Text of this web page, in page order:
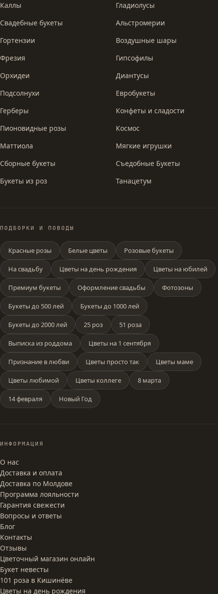
Каллы
Свадебные букеты
Гортензии
Фрезия
Орхидеи
Подсолнухи
Герберы
Пионовидные розы
Маттиола
Сборные букеты
Букеты из роз
Гладиолусы
Альстромерии
Воздушные шары
Гипсофилы
Диантусы
Евробукеты
Конфеты и сладости
Космос
Мягкие игрушки
Съедобные Букеты
Танацетум
ПОДБОРКИ И ПОВОДЫ
Красные розы Белые цветы Розовые букеты
На свадьбу Цветы на день рождения Цветы на юбилей
Премиум букеты Оформление свадьбы Фотозоны
Букеты до 500 лей Букеты до 1000 лей
Букеты до 2000 лей 25 роз 51 роза
Выписка из роддома Цветы на 1 сентября
Признание в любви Цветы просто так Цветы маме
Цветы любимой Цветы коллеге 8 марта
14 февраля Новый Год
ИНФОРМАЦИЯ
О нас
Доставка и оплата
Доставка по Молдове
Программа лояльности
Гарантия свежести
Вопросы и ответы
Блог
Контакты
Отзывы
Цветочный магазин онлайн
Букет невесты
101 роза в Кишинёве
Цветы на день рождения